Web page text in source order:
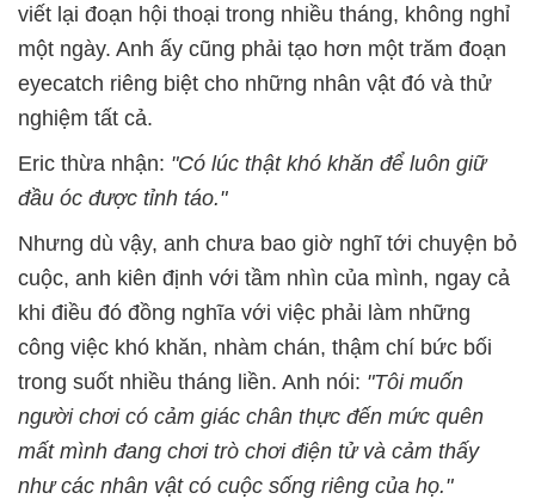
viết lại đoạn hội thoại trong nhiều tháng, không nghỉ
một ngày. Anh ấy cũng phải tạo hơn một trăm đoạn
eyecatch riêng biệt cho những nhân vật đó và thử
nghiệm tất cả.
Eric thừa nhận: "Có lúc thật khó khăn để luôn giữ
đầu óc được tỉnh táo."
Nhưng dù vậy, anh chưa bao giờ nghĩ tới chuyện bỏ
cuộc, anh kiên định với tầm nhìn của mình, ngay cả
khi điều đó đồng nghĩa với việc phải làm những
công việc khó khăn, nhàm chán, thậm chí bức bối
trong suốt nhiều tháng liền. Anh nói: "Tôi muốn
người chơi có cảm giác chân thực đến mức quên
mất mình đang chơi trò chơi điện tử và cảm thấy
như các nhân vật có cuộc sống riêng của họ."